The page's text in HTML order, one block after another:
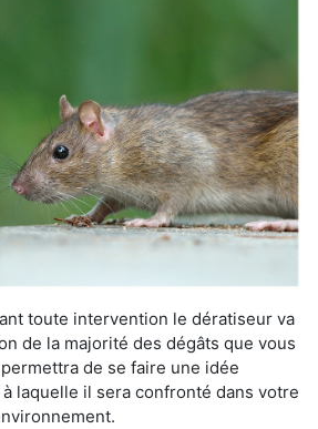
toute intervention le dératiseur va
de la majorité des dégâts que vous
de se faire une idée
à laquelle il sera confronté dans votre